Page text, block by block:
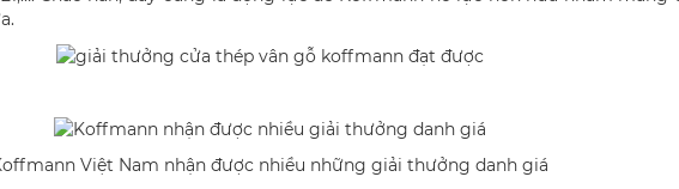
Việt Nam nhận được nhiều những giải thưởng danh giá